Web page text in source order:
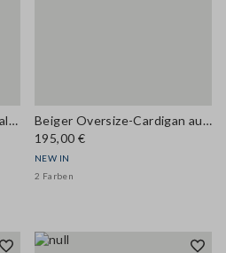
Blauer Cardigan mit Rundhalsausschnitt aus Woll- und Kaschmirmix, Regular Fit
Beiger Oversize-Cardigan aus Häkelstrick im Wollmix
195,00 €
NEW IN
2 Farben